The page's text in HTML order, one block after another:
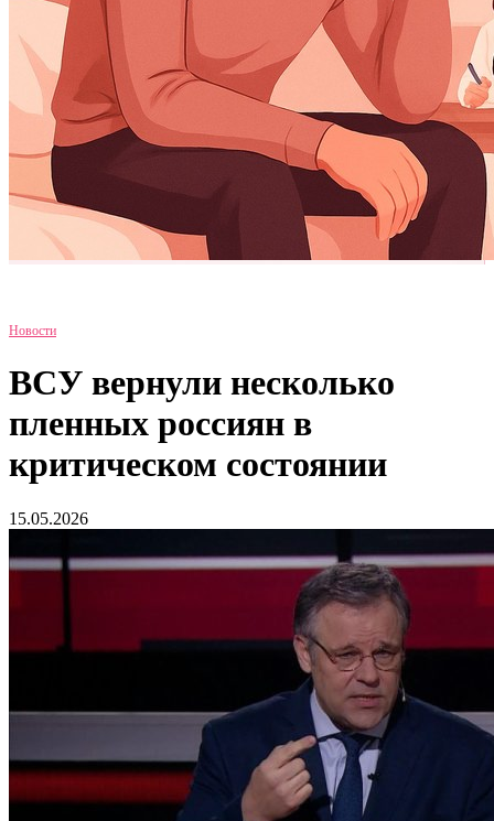
Новости
ВСУ вернули несколько
пленных россиян в
критическом состоянии
15.05.2026